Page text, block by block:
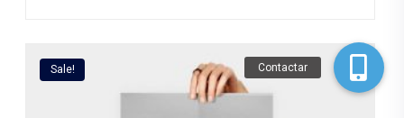
Sale! Contactar